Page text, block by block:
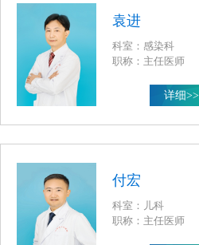
袁进
科室：感染科
职称：主任医师
详细>>
付宏
科室：儿科
职称：主任医师